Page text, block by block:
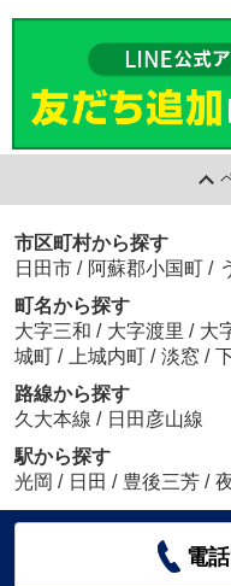
市区町村から探す
日田市 / 阿蘇郡小国町 /
町名から探す
大字三和 / 大字渡里 / 大
城町 / 上城内町 / 淡窓 /
路線から探す
久大本線 / 日田彦山線
駅から探す
光岡 / 日田 / 豊後三芳 /
電